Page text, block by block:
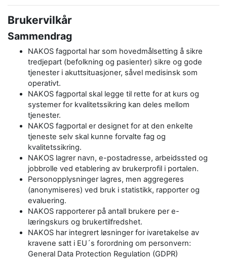
Brukervilkår
Sammendrag
NAKOS fagportal har som hovedmålsetting å sikre
tredjepart (befolkning og pasienter) sikre og gode
tjenester i akuttsituasjoner, såvel medisinsk som
operativt.
NAKOS fagportal skal legge til rette for at kurs og
systemer for kvalitetssikring kan deles mellom
tjenester.
NAKOS fagportal er designet for at den enkelte
tjeneste selv skal kunne forvalte fag og
kvalitetssikring.
NAKOS lagrer navn, e-postadresse, arbeidssted og
jobbrolle ved etablering av brukerprofil i portalen.
Personopplysninger lagres, men aggregeres
(anonymiseres) ved bruk i statistikk, rapporter og
evaluering.
NAKOS rapporterer på antall brukere per e-
læringskurs og brukertilfredshet.
NAKOS har integrert løsninger for ivaretakelse av
kravene satt i EU´s forordning om personvern:
General Data Protection Regulation (GDPR)